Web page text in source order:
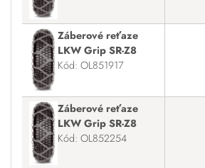
Záberové reťaze
LKW Grip SR-Z8
Kód: OL851917
Záberové reťaze
LKW Grip SR-Z8
Kód: OL852254